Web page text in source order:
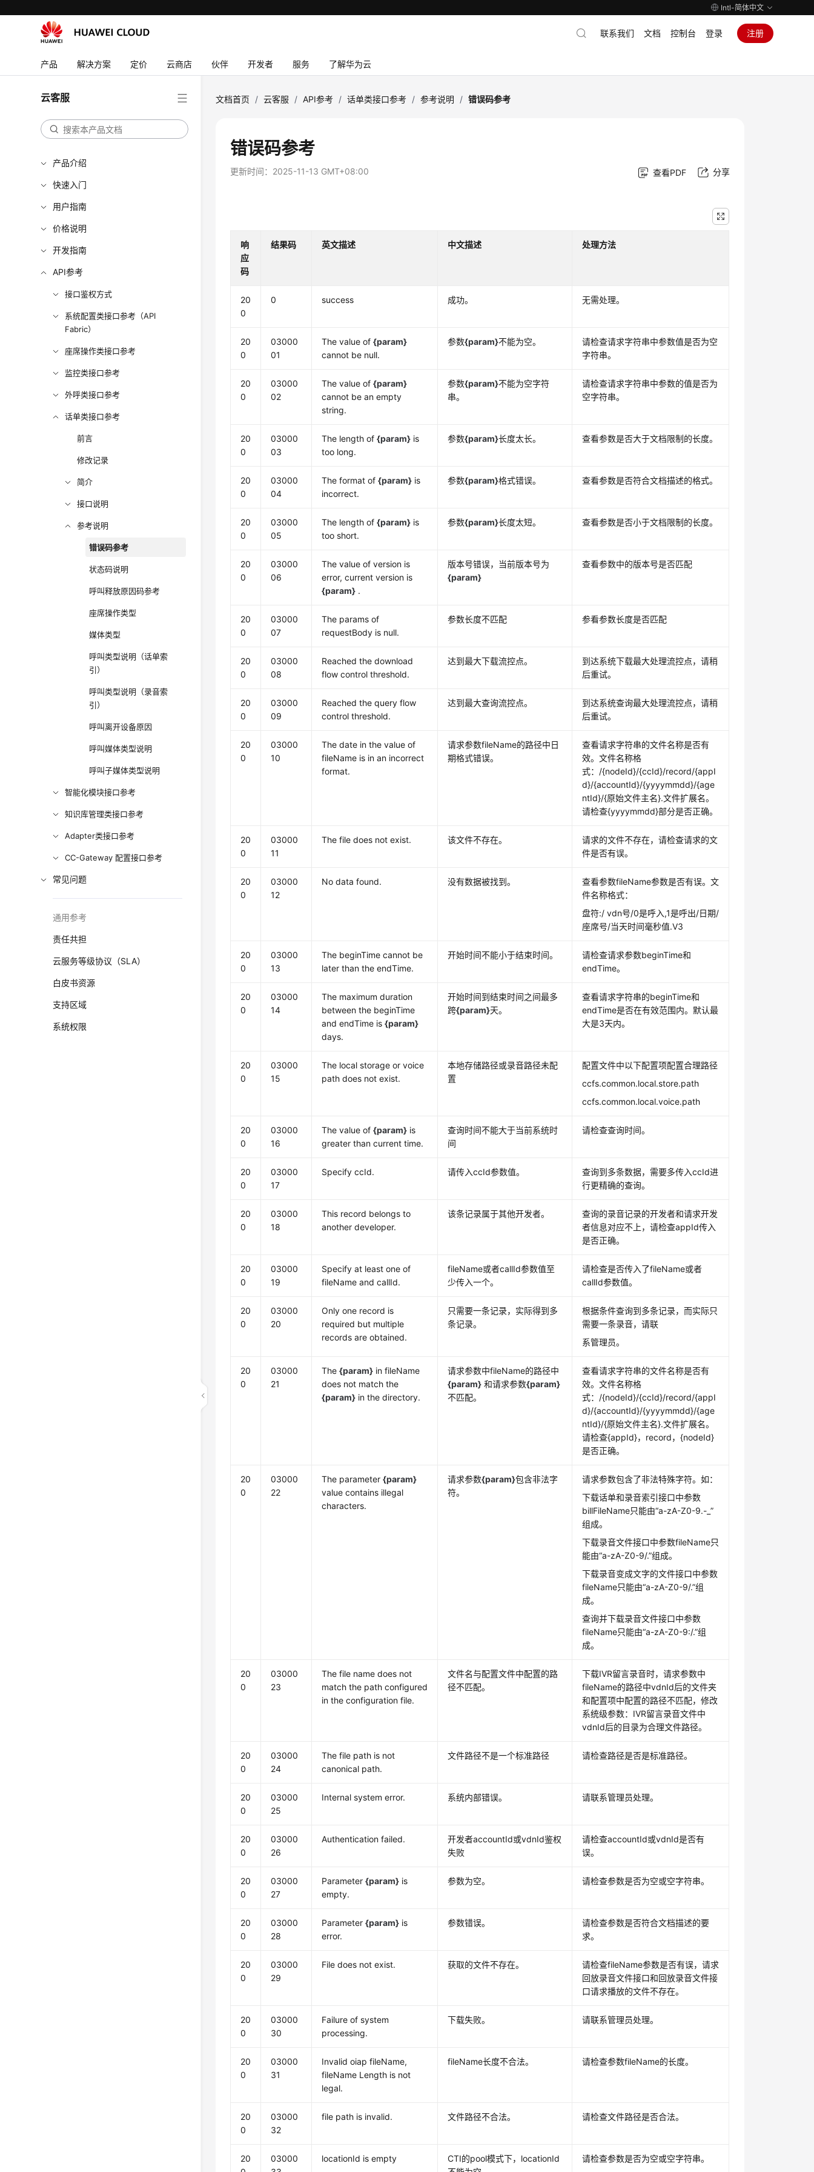
Intl-简体中文
产品 解决方案 定价 云商店 伙伴 开发者 服务 了解华为云
联系我们 文档 控制台 登录 注册
云客服
产品介绍
快速入门
用户指南
价格说明
开发指南
API参考
接口鉴权方式
系统配置类接口参考（API
Fabric）
座席操作类接口参考
监控类接口参考
外呼类接口参考
话单类接口参考
前言
修改记录
简介
接口说明
参考说明
错误码参考
状态码说明
呼叫释放原因码参考
座席操作类型
媒体类型
呼叫类型说明（话单索
引）
呼叫类型说明（录音索
引）
呼叫离开设备原因
呼叫媒体类型说明
呼叫子媒体类型说明
智能化模块接口参考
知识库管理类接口参考
Adapter类接口参考
CC-Gateway 配置接口参考
常见问题
通用参考
责任共担
云服务等级协议（SLA）
白皮书资源
支持区域
系统权限
文档首页 / 云客服 / API参考 / 话单类接口参考 / 参考说明 / 错误码参考
错误码参考
更新时间： 2025-11-13 GMT+08:00 查看PDF 分享
响
应
码
结果码 英文描述 中文描述 处理方法
20
0
0 success 成功。 无需处理。
20
0
03000
01
The value of{param}
cannot be null.
参数{param}不能为空。
请检查请求字符串中参数值是否为空
字符串。
20
0
03000
02
The value of{param}
cannot be an empty
string.
参数{param}不能为空字符
串。
请检查请求字符串中参数的值是否为
空字符串。
20
0
03000
03
The length of{param} is
too long.
参数{param}长度太长。 查看参数是否大于文档限制的长度。
20
0
03000
04
The format of{param} is
incorrect.
参数{param}格式错误。 查看参数是否符合文档描述的格式。
20
0
03000
05
The length of{param} is
too short.
参数{param}长度太短。 查看参数是否小于文档限制的长度。
20
0
03000
06
The value of version is
error, current version is
{param} .
版本号错误，当前版本号为
{param}
查看参数中的版本号是否匹配
20
0
03000
07
The params of
requestBody is null.
参数长度不匹配 参看参数长度是否匹配
20
0
03000
08
Reached the download
flow control threshold.
达到最大下载流控点。
到达系统下载最大处理流控点，请稍
后重试。
20
0
03000
09
Reached the query flow
control threshold.
达到最大查询流控点。
到达系统查询最大处理流控点，请稍
后重试。
20
0
03000
10
The date in the value of
fileName is in an incorrect
format.
请求参数fileName的路径中日
期格式错误。
查看请求字符串的文件名称是否有
效。文件名称格
式：/{nodeId}/{ccId}/record/{appI
d}/{accountId}/{yyyymmdd}/{age
ntId}/{原始文件主名}.文件扩展名。
请检查{yyyymmdd}部分是否正确。
20
0
03000
11
The file does not exist. 该文件不存在。
请求的文件不存在，请检查请求的文
件是否有误。
20
0
03000
12
No data found. 没有数据被找到。
查看参数fileName参数是否有误。文
件名称格式：
盘符:/ vdn号/0是呼入,1是呼出/日期/
座席号/当天时间毫秒值.V3
20
0
03000
13
The beginTime cannot be
later than the endTime.
开始时间不能小于结束时间。
请检查请求参数beginTime和
endTime。
20
0
03000
14
The maximum duration
between the beginTime
and endTime is{param}
days.
开始时间到结束时间之间最多
跨{param}天。
查看请求字符串的beginTime和
endTime是否在有效范围内。默认最
大是3天内。
20
0
03000
15
The local storage or voice
path does not exist.
本地存储路径或录音路径未配
置
配置文件中以下配置项配置合理路径
ccfs.common.local.store.path
ccfs.common.local.voice.path
20
0
03000
16
The value of{param} is
greater than current time.
查询时间不能大于当前系统时
间
请检查查询时间。
20
0
03000
17
Specify ccId. 请传入ccId参数值。
查询到多条数据，需要多传入ccId进
行更精确的查询。
20
0
03000
18
This record belongs to
another developer.
该条记录属于其他开发者。
查询的录音记录的开发者和请求开发
者信息对应不上，请检查appId传入
是否正确。
20
0
03000
19
Specify at least one of
fileName and callId.
fileName或者callId参数值至
少传入一个。
请检查是否传入了fileName或者
callId参数值。
20
0
03000
20
Only one record is
required but multiple
records are obtained.
只需要一条记录，实际得到多
条记录。
根据条件查询到多条记录，而实际只
需要一条录音，请联
系管理员。
20
0
03000
21
The{param} in fileName
does not match the
{param} in the directory.
请求参数中fileName的路径中
{param} 和请求参数{param}
不匹配。
查看请求字符串的文件名称是否有
效。文件名称格
式：/{nodeId}/{ccId}/record/{appI
d}/{accountId}/{yyyymmdd}/{age
ntId}/{原始文件主名}.文件扩展名。
请检查{appId}，record，{nodeId}
是否正确。
20
0
03000
22
The parameter{param}
value contains illegal
characters.
请求参数{param}包含非法字
符。
请求参数包含了非法特殊字符。如：
下载话单和录音索引接口中参数
billFileName只能由“a-zA-Z0-9.-_”
组成。
下载录音文件接口中参数fileName只
能由“a-zA-Z0-9/.”组成。
下载录音变成文字的文件接口中参数
fileName只能由“a-zA-Z0-9/.”组
成。
查询并下载录音文件接口中参数
fileName只能由“a-zA-Z0-9:/.”组
成。
20
0
03000
23
The file name does not
match the path configured
in the configuration file.
文件名与配置文件中配置的路
径不匹配。
下载IVR留言录音时，请求参数中
fileName的路径中vdnId后的文件夹
和配置项中配置的路径不匹配，修改
系统级参数：IVR留言录音文件中
vdnId后的目录为合理文件路径。
20
0
03000
24
The file path is not
canonical path.
文件路径不是一个标准路径 请检查路径是否是标准路径。
20
0
03000
25
Internal system error. 系统内部错误。 请联系管理员处理。
20
0
03000
26
Authentication failed.
开发者accountId或vdnId鉴权
失败
请检查accountId或vdnId是否有
误。
20
0
03000
27
Parameter{param} is
empty.
参数为空。 请检查参数是否为空或空字符串。
20
0
03000
28
Parameter{param} is
error.
参数错误。
请检查参数是否符合文档描述的要
求。
20
0
03000
29
File does not exist. 获取的文件不存在。
请检查fileName参数是否有误，请求
回放录音文件接口和回放录音文件接
口请求播放的文件不存在。
20
0
03000
30
Failure of system
processing.
下载失败。 请联系管理员处理。
20
0
03000
31
Invalid oiap fileName,
fileName Length is not
legal.
fileName长度不合法。 请检查参数fileName的长度。
20
0
03000
32
file path is invalid. 文件路径不合法。 请检查文件路径是否合法。
20
03000
locationId is empty
CTI的pool模式下，locationId
请检查参数是否为空或空字符串。